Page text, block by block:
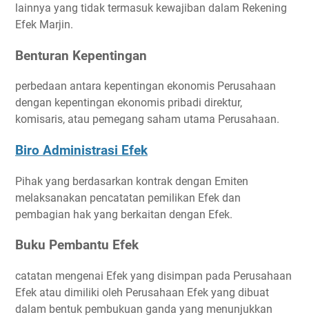
lainnya yang tidak termasuk kewajiban dalam Rekening
Efek Marjin.
Benturan Kepentingan
perbedaan antara kepentingan ekonomis Perusahaan
dengan kepentingan ekonomis pribadi direktur,
komisaris, atau pemegang saham utama Perusahaan.
Biro Administrasi Efek
Pihak yang berdasarkan kontrak dengan Emiten
melaksanakan pencatatan pemilikan Efek dan
pembagian hak yang berkaitan dengan Efek.
Buku Pembantu Efek
catatan mengenai Efek yang disimpan pada Perusahaan
Efek atau dimiliki oleh Perusahaan Efek yang dibuat
dalam bentuk pembukuan ganda yang menunjukkan